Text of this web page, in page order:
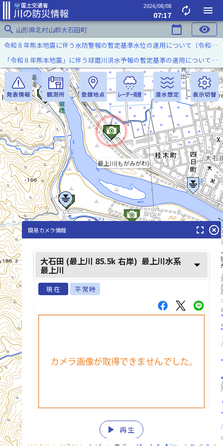
2026/08/08
07:17 autorenew
menu
search 山形県北村山郡大石田町 calendar_today visibility
最上川(もがみがわ)
令和８年熊本地震に伴う水防警報の暫定基準水位の運用について（令和８年８月７日）
「令和８年熊本地震」に伴う球磨川洪水予報の暫定基準の運用について（令和８年８月５日）
簡易カメラ情報 fullscreen highlight_off
大石田 (最上川 85.5k 右岸) 最上川水系
最上川 arrow_drop_down
現在 平常時
play_arrow 再生